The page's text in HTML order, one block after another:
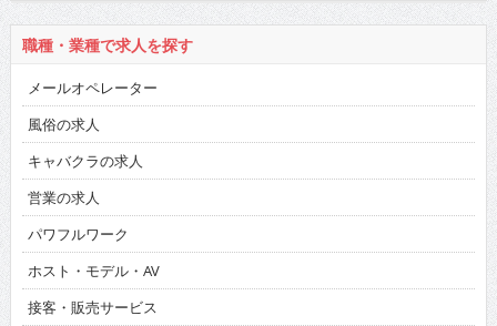
職種・業種で求人を探す
メールオペレーター
風俗の求人
キャバクラの求人
営業の求人
パワフルワーク
ホスト・モデル・AV
接客・販売サービス